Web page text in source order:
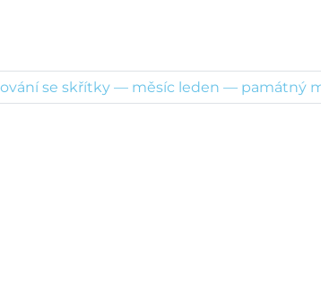
se skřítky — měsíc leden — památný